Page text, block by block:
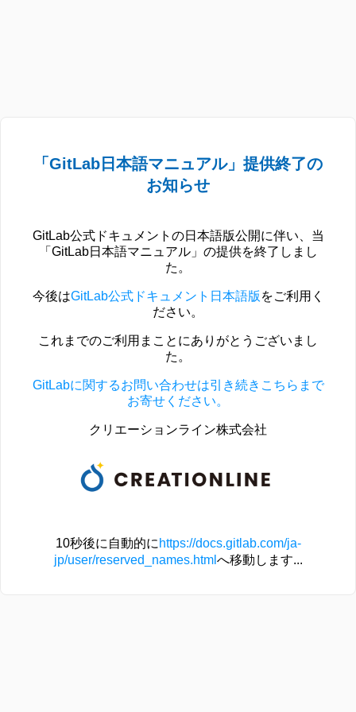
「GitLab日本語マニュアル」提供終了の
お知らせ
GitLab公式ドキュメントの日本語版公開に伴い、当
「GitLab日本語マニュアル」の提供を終了しまし
た。
今後はGitLab公式ドキュメント日本語版 をご利用く
ださい。
これまでのご利用まことにありがとうございまし
た。
GitLabに関するお問い合わせは引き続きこちらまで
お寄せください。
クリエーションライン株式会社
10秒後に自動的に https://docs.gitlab.com/ja-
jp/user/reserved_names.html へ移動します...